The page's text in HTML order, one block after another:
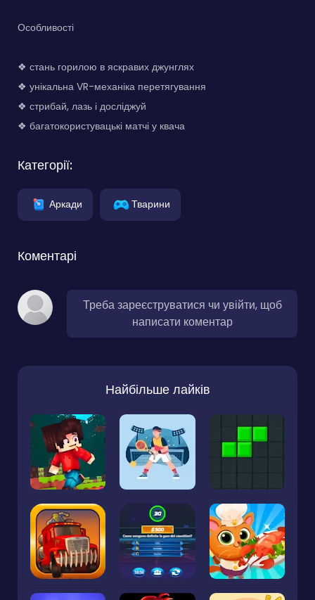
Особливості
❖ стань горилою в яскравих джунглях
❖ унікальна VR-механіка перетягування
❖ стрибай, лазь і досліджуй
❖ багатокористувацькі матчі у квача
Категорії:
Аркади Тварини
Коментарі
Треба зареєструватися чи увійти, щоб
написати коментар
Найбільше лайків